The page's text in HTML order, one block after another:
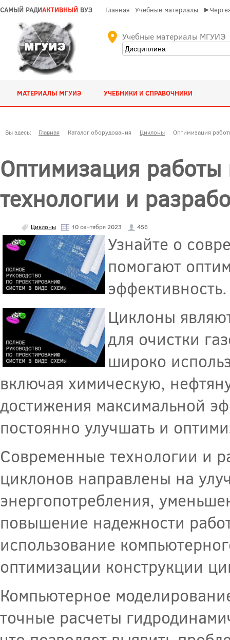
САМЫЙ РАДИАКТИВНЫЙ ВУЗ Главная Учебные материалы
Учебные материалы МГУИЭ
МАТЕРИАЛЫ МГУИЭ УЧЕБНИКИ И СПРАВОЧНИКИ
Вы здесь: Главная Каталог оборудования Циклоны Оптимизация
Оптимизация
технологии и
Циклоны 10 сентября 2023 456
Узнайте о
помогают
эффективность.
Циклоны
для очистки
широко
включая химическую,
достижения максимальной
постоянно улучшать и
Современные технологии и
циклонов направлены на
энергопотребления,
повышение надежности
использование
оптимизации конструкции
Компьютерное
точные расчеты